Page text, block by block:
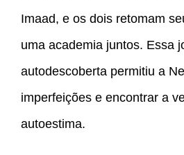
Imaad, e os dois retomam
uma academia juntos. Essa
autodescoberta permitiu a
imperfeições e encontrar a
autoestima.